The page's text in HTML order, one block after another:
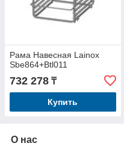
Рама Навесная Lainox
Sbe864+Btl011
732 278 ₸
Купить
О нас